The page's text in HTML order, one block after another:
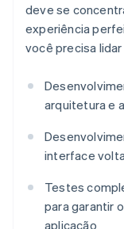
deve se
experiência
você precisa lidar
arquitetura e
interface
Testes
para garantir
aplicação